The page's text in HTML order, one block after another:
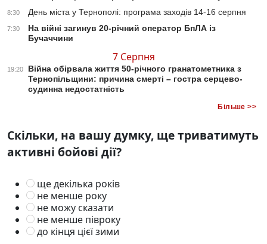
8:30 День міста у Тернополі: програма заходів 14-16 серпня
7:30
На війні загинув 20-річний оператор БпЛА із
Бучаччини
7 Серпня
19:20
Війна обірвала життя 50-річного гранатометника з
Тернопільщини: причина смерті – гостра серцево-
судинна недостатність
Більше >>
Скільки, на вашу думку, ще триватимуть
активні бойові дії?
ще декілька років
не менше року
не можу сказати
не менше півроку
до кінця цієї зими